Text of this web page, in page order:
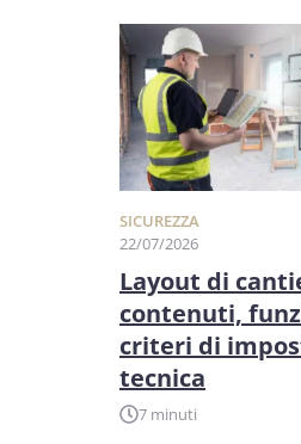
SICUREZZA
22/07/2026
Layout di
contenuti,
criteri di
tecnica
7 minuti